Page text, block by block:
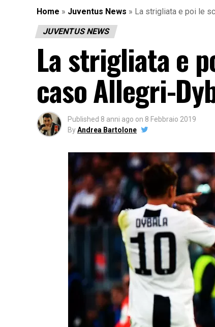
Home » Juventus News » La strigliata e poi le
JUVENTUS NEWS
La strigliata e
caso Allegri-
Published 8 anni ago on 8 Febbraio 2019
ByAndrea Bartolone